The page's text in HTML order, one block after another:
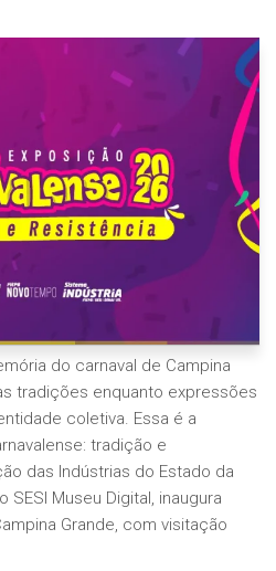
do carnaval de Campina
tradições enquanto expressões
coletiva. Essa é a
tradição e
das Indústrias do Estado da
SESI Museu Digital, inaugura
Grande, com visitação